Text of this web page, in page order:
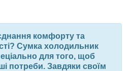
комфорту та
Сумка холодильник
для того, щоб
потреби. Завдяки своїм